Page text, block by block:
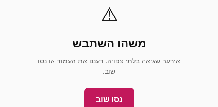
⚠️
משהו השתבש
אירעה שגיאה בלתי צפויה. רעננו את העמוד או נסו
שוב.
נסו שוב